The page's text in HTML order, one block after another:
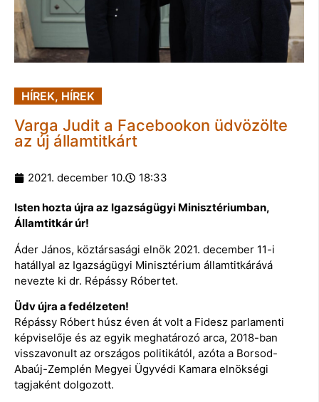
HÍREK, HÍREK
Varga Judit a Facebookon üdvözölte
az új államtitkárt
2021. december 10. 18:33
Isten hozta újra az Igazságügyi Minisztériumban,
Államtitkár úr!
Áder János, köztársasági elnök 2021. december 11-i
hatállyal az Igazságügyi Minisztérium államtitkárává
nevezte ki dr. Répássy Róbertet.
Üdv újra a fedélzeten!
Répássy Róbert húsz éven át volt a Fidesz parlamenti
képviselője és az egyik meghatározó arca, 2018-ban
visszavonult az országos politikától, azóta a Borsod-
Abaúj-Zemplén Megyei Ügyvédi Kamara elnökségi
tagjaként dolgozott.